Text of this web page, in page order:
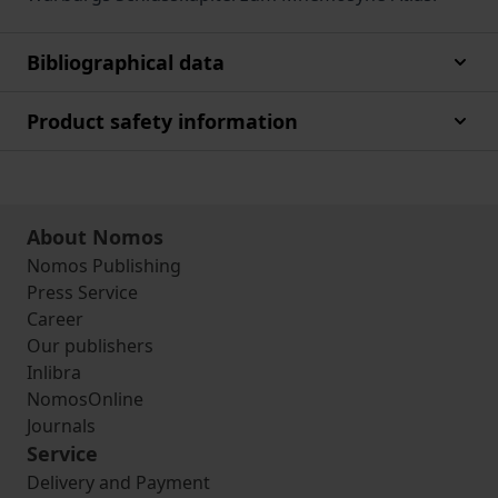
Bibliographical data
Product safety information
About Nomos
Nomos Publishing
Press Service
Career
Our publishers
Inlibra
NomosOnline
Journals
Service
Delivery and Payment